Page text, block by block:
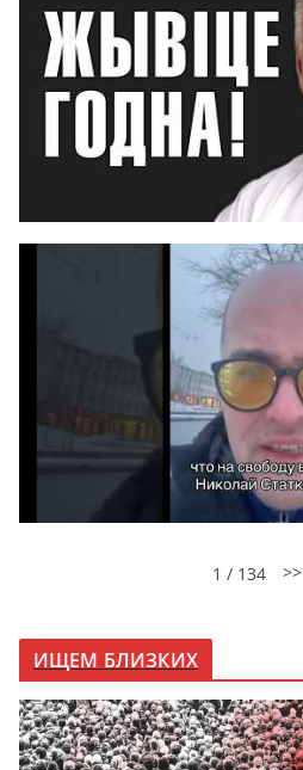
1 / 134 >>
ИЩЕМ БЛИЗКИХ